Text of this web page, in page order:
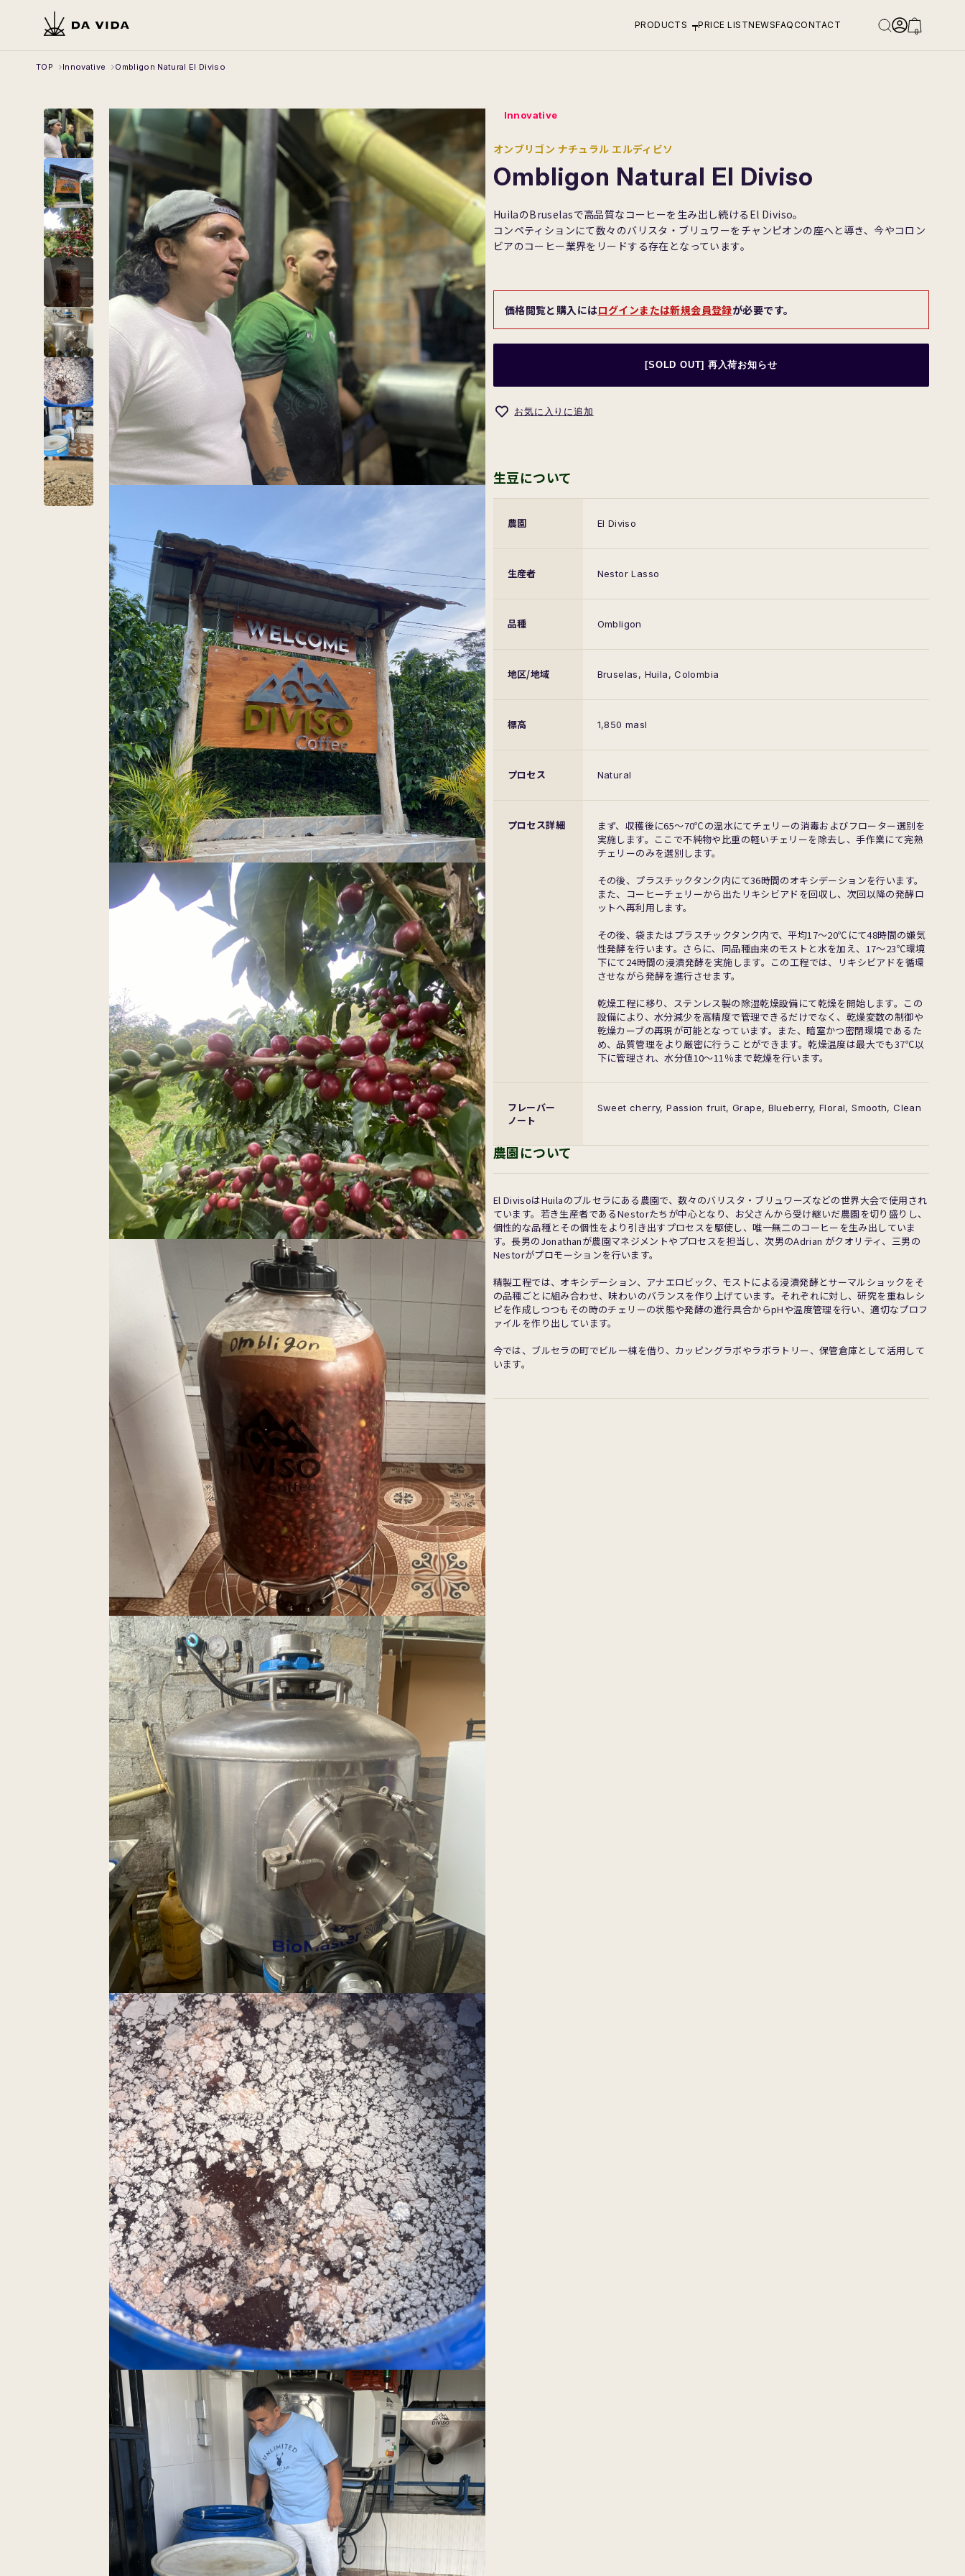
PRODUCTS PRICE LISTNEWSFAQCONTACT
0
TOP Innovative Ombligon Natural El Diviso
Innovative
オンブリゴン ナチュラル エルディビソ
Ombligon Natural El Diviso
HuilaのBruselasで高品質なコーヒーを生み出し続けるEl Diviso。
コンペティションにて数々のバリスタ・ブリュワーをチャンピオンの座へと導き、今やコロン
ビアのコーヒー業界をリードする存在となっています。
価格閲覧と購入にはログインまたは新規会員登録が必要です。
[SOLD OUT] 再入荷お知らせ
お気に入りに追加
生豆について
農園 El Diviso
生産者 Nestor Lasso
品種 Ombligon
地区/地域 Bruselas, Huila, Colombia
標高 1,850 masl
プロセス Natural
プロセス詳細
まず、収穫後に65〜70℃の温水にてチェリーの消毒およびフローター選別を
実施します。ここで不純物や比重の軽いチェリーを除去し、手作業にて完熟
チェリーのみを選別します。
その後、プラスチックタンク内にて36時間のオキシデーションを行います。
また、コーヒーチェリーから出たリキシビアドを回収し、次回以降の発酵ロ
ットへ再利用します。
その後、袋またはプラスチックタンク内で、平均17〜20℃にて48時間の嫌気
性発酵を行います。さらに、同品種由来のモストと水を加え、17〜23℃環境
下にて24時間の浸漬発酵を実施します。この工程では、リキシビアドを循環
させながら発酵を進行させます。
乾燥工程に移り、ステンレス製の除湿乾燥設備にて乾燥を開始します。この
設備により、水分減少を高精度で管理できるだけでなく、乾燥変数の制御や
乾燥カーブの再現が可能となっています。また、暗室かつ密閉環境であるた
め、品質管理をより厳密に行うことができます。乾燥温度は最大でも37℃以
下に管理され、水分値10〜11％まで乾燥を行います。
フレーバー
ノート
Sweet cherry, Passion fruit, Grape, Blueberry, Floral, Smooth, Clean
農園について
El DivisoはHuilaのブルセラにある農園で、数々のバリスタ・ブリュワーズなどの世界大会で使用され
ています。若き生産者であるNestorたちが中心となり、お父さんから受け継いだ農園を切り盛りし、
個性的な品種とその個性をより引き出すプロセスを駆使し、唯一無二のコーヒーを生み出していま
す。長男のJonathanが農園マネジメントやプロセスを担当し、次男のAdrian がクオリティ、三男の
Nestorがプロモーションを行います。
精製工程では、オキシデーション、アナエロビック、モストによる浸漬発酵とサーマルショックをそ
の品種ごとに組み合わせ、味わいのバランスを作り上げています。それぞれに対し、研究を重ねレシ
ピを作成しつつもその時のチェリーの状態や発酵の進行具合からpHや温度管理を行い、適切なプロフ
ァイルを作り出しています。
今では、ブルセラの町でビル一棟を借り、カッピングラボやラボラトリー、保管倉庫として活用して
います。